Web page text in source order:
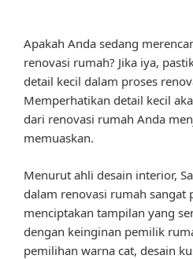
Apakah Anda sedang
renovasi rumah? Jika iya,
detail kecil dalam proses
Memperhatikan detail kecil
dari renovasi rumah Anda
memuaskan.
Menurut ahli desain interior,
dalam renovasi rumah sangat
menciptakan tampilan yang
dengan keinginan pemilik
pemilihan warna cat, desain